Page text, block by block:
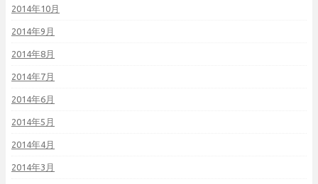
2014年10月
2014年9月
2014年8月
2014年7月
2014年6月
2014年5月
2014年4月
2014年3月